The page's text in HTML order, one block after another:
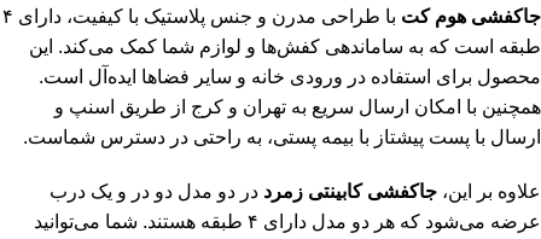
جاکفشی هوم کت
با طراحی مدرن و جنس پلاستیک با کیفیت، دارای ۴
طبقه است که به ساماندهی کفش‌ها و لوازم شما کمک می‌کند. این
محصول برای استفاده در ورودی خانه و سایر فضاها ایده‌آل است.
همچنین با امکان ارسال سریع به تهران و کرج از طریق اسنپ و
ارسال با پست پیشتاز با بیمه پستی، به راحتی در دسترس شماست.
علاوه بر این، جاکفشی کابینتی زمرد در دو مدل دو در و یک درب
عرضه می‌شود که هر دو مدل دارای ۴ طبقه هستند. شما می‌توانید